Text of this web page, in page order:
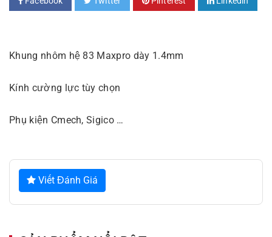
Khung nhôm hệ 83 Maxpro dày 1.4mm
Kính cường lực tùy chọn
Phụ kiện Cmech, Sigico …
Viết Đánh Giá